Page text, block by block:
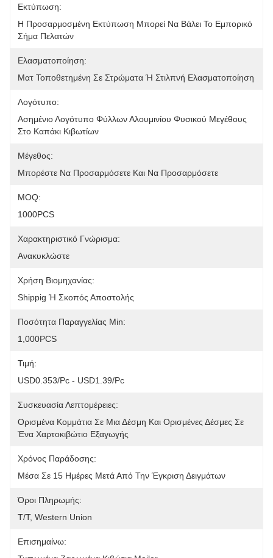
Εκτύπωση:
Η Προσαρμοσμένη Εκτύπωση Μπορεί Να Βάλει Το Εμπορικό
Σήμα Πελατών
Ελασματοποίηση:
Ματ Τοποθετημένη Σε Στρώματα Ή Στιλπνή Ελασματοποίηση
Λογότυπο:
Ασημένιο Λογότυπο Φύλλων Αλουμινίου Φυσικού Μεγέθους
Στο Καπάκι Κιβωτίων
Μέγεθος:
Μπορέστε Να Προσαρμόσετε Και Να Προσαρμόσετε
MOQ:
1000PCS
Χαρακτηριστικό Γνώρισμα:
Ανακυκλώστε
Χρήση Βιομηχανίας:
Shippig Ή Σκοπός Αποστολής
Ποσότητα Παραγγελίας Min:
1,000PCS
Τιμή:
USD0.353/pc - USD1.39/pc
Συσκευασία Λεπτομέρειες:
Ορισμένα Κομμάτια Σε Μια Δέσμη Και Ορισμένες Δέσμες Σε
Ένα Χαρτοκιβώτιο Εξαγωγής
Χρόνος Παράδοσης:
Μέσα Σε 15 Ημέρες Μετά Από Την Έγκριση Δειγμάτων
Όροι Πληρωμής:
T/T, Western Union
Επισημαίνω: